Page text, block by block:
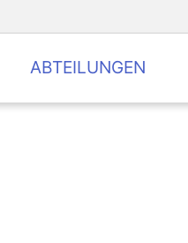
ABTEILUNGEN